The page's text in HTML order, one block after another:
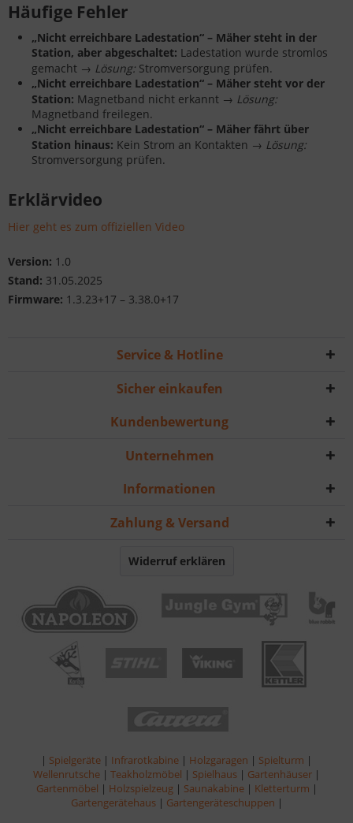
Häufige Fehler
„Nicht erreichbare Ladestation“ – Mäher steht in der
Station, aber abgeschaltet: Ladestation wurde stromlos
gemacht → Lösung: Stromversorgung prüfen.
„Nicht erreichbare Ladestation“ – Mäher steht vor der
Station: Magnetband nicht erkannt → Lösung:
Magnetband freilegen.
„Nicht erreichbare Ladestation“ – Mäher fährt über
Station hinaus: Kein Strom an Kontakten → Lösung:
Stromversorgung prüfen.
Erklärvideo
Hier geht es zum offiziellen Video
Version: 1.0
Stand: 31.05.2025
Firmware: 1.3.23+17 – 3.38.0+17
Service & Hotline
Sicher einkaufen
Kundenbewertung
Unternehmen
Informationen
Zahlung & Versand
Widerruf erklären
| Spielgeräte | Infrarotkabine | Holzgaragen | Spielturm |
Wellenrutsche | Teakholzmöbel | Spielhaus | Gartenhäuser |
Gartenmöbel | Holzspielzeug | Saunakabine | Kletterturm |
Gartengerätehaus | Gartengeräteschuppen |